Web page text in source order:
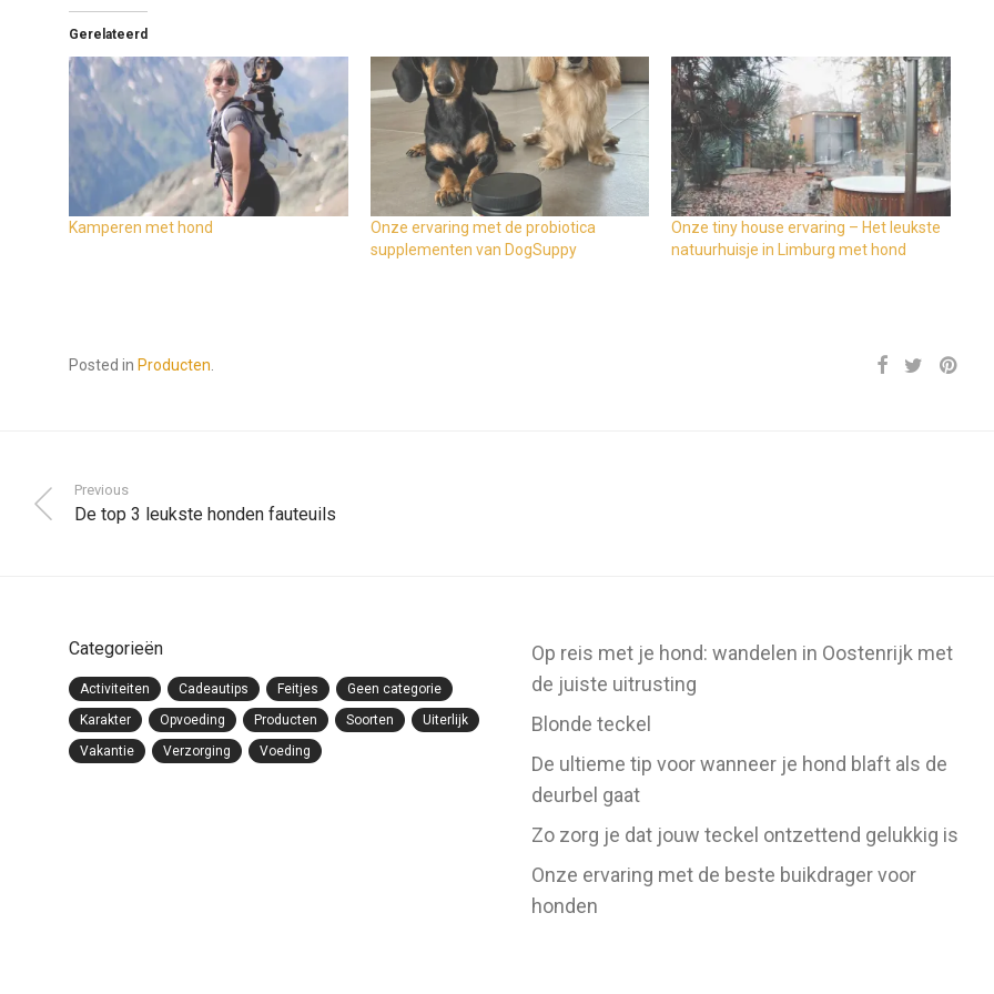
Gerelateerd
Kamperen met hond
Onze ervaring met de probiotica
supplementen van DogSuppy
Onze tiny house ervaring – Het leukste
natuurhuisje in Limburg met hond
Posted in Producten
Previous
De top 3 leukste honden fauteuils
Categorieën
Activiteiten Cadeautips Feitjes
Geen categorie
Karakter
Opvoeding Producten Soorten
Uiterlijk
Vakantie
Verzorging Voeding
Op reis met je hond: wandelen in Oostenrijk met
de juiste uitrusting
Blonde teckel
De ultieme tip voor wanneer je hond blaft als de
deurbel gaat
Zo zorg je dat jouw teckel ontzettend gelukkig is
Onze ervaring met de beste buikdrager voor
honden